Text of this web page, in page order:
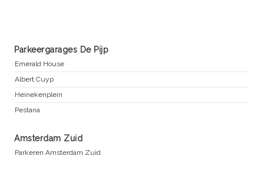
Parkeergarages De Pijp
Emerald House
Albert Cuyp
Heinekenplein
Pestana
Amsterdam Zuid
Parkeren Amsterdam Zuid